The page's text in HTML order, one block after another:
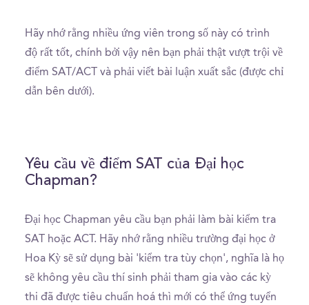
Hãy nhớ rằng nhiều ứng viên trong số này có trình
độ rất tốt, chính bởi vậy nên bạn phải thật vượt trội về
điểm SAT/ACT và phải viết bài luận xuất sắc (được chỉ
dẫn bên dưới).
Yêu cầu về điểm SAT của Đại học
Chapman?
Đại học Chapman yêu cầu bạn phải làm bài kiểm tra
SAT hoặc ACT. Hãy nhớ rằng nhiều trường đại học ở
Hoa Kỳ sẽ sử dụng bài 'kiểm tra tùy chọn', nghĩa là họ
sẽ không yêu cầu thí sinh phải tham gia vào các kỳ
thi đã được tiêu chuẩn hoá thì mới có thể ứng tuyển